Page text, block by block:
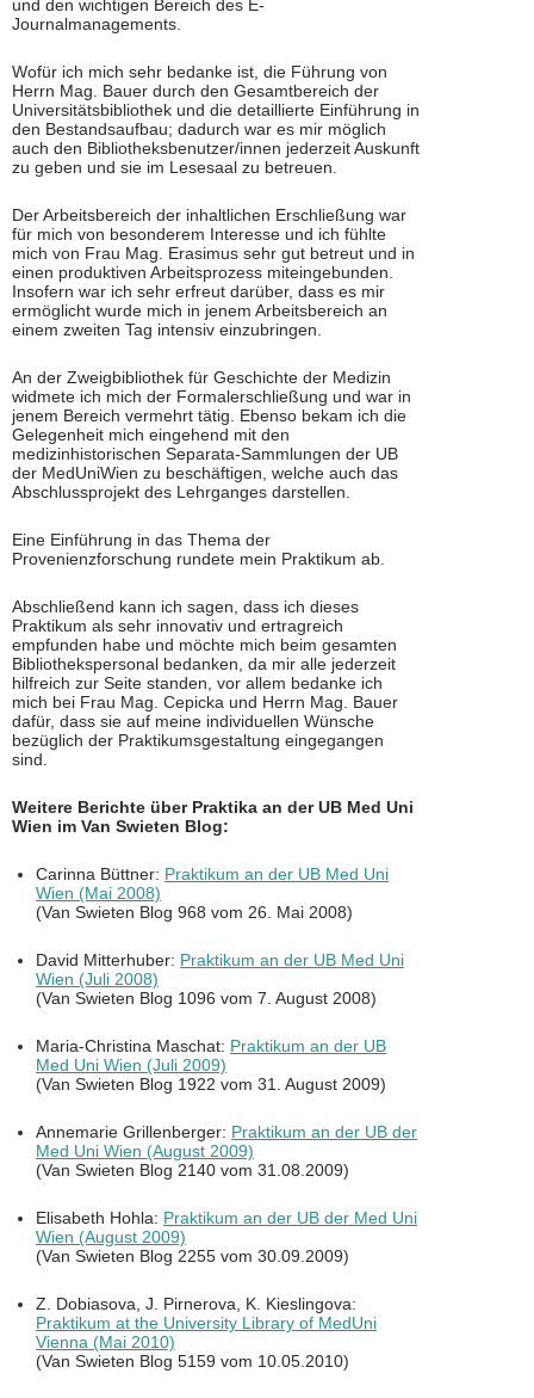
und den wichtigen Bereich des E-
Journalmanagements.
Wofür ich mich sehr bedanke ist, die Führung von
Herrn Mag. Bauer durch den Gesamtbereich der
Universitätsbibliothek und die detaillierte Einführung in
den Bestandsaufbau; dadurch war es mir möglich
auch den Bibliotheksbenutzer/innen jederzeit Auskunft
zu geben und sie im Lesesaal zu betreuen.
Der Arbeitsbereich der inhaltlichen Erschließung war
für mich von besonderem Interesse und ich fühlte
mich von Frau Mag. Erasimus sehr gut betreut und in
einen produktiven Arbeitsprozess miteingebunden.
Insofern war ich sehr erfreut darüber, dass es mir
ermöglicht wurde mich in jenem Arbeitsbereich an
einem zweiten Tag intensiv einzubringen.
An der Zweigbibliothek für Geschichte der Medizin
widmete ich mich der Formalerschließung und war in
jenem Bereich vermehrt tätig. Ebenso bekam ich die
Gelegenheit mich eingehend mit den
medizinhistorischen Separata-Sammlungen der UB
der MedUniWien zu beschäftigen, welche auch das
Abschlussprojekt des Lehrganges darstellen.
Eine Einführung in das Thema der
Provenienzforschung rundete mein Praktikum ab.
Abschließend kann ich sagen, dass ich dieses
Praktikum als sehr innovativ und ertragreich
empfunden habe und möchte mich beim gesamten
Bibliothekspersonal bedanken, da mir alle jederzeit
hilfreich zur Seite standen, vor allem bedanke ich
mich bei Frau Mag. Cepicka und Herrn Mag. Bauer
dafür, dass sie auf meine individuellen Wünsche
bezüglich der Praktikumsgestaltung eingegangen
sind.
Weitere Berichte über Praktika an der UB Med Uni
Wien im Van Swieten Blog:
Carinna Büttner: Praktikum an der UB Med Uni
Wien (Mai 2008)
(Van Swieten Blog 968 vom 26. Mai 2008)
David Mitterhuber: Praktikum an der UB Med Uni
Wien (Juli 2008)
(Van Swieten Blog 1096 vom 7. August 2008)
Maria-Christina Maschat: Praktikum an der UB
Med Uni Wien (Juli 2009)
(Van Swieten Blog 1922 vom 31. August 2009)
Annemarie Grillenberger: Praktikum an der UB der
Med Uni Wien (August 2009)
(Van Swieten Blog 2140 vom 31.08.2009)
Elisabeth Hohla: Praktikum an der UB der Med Uni
Wien (August 2009)
(Van Swieten Blog 2255 vom 30.09.2009)
Z. Dobiasova, J. Pirnerova, K. Kieslingova:
Praktikum at the University Library of MedUni
Vienna (Mai 2010)
(Van Swieten Blog 5159 vom 10.05.2010)